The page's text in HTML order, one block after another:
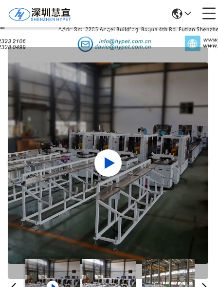
Chi Tiết Sản Phẩm